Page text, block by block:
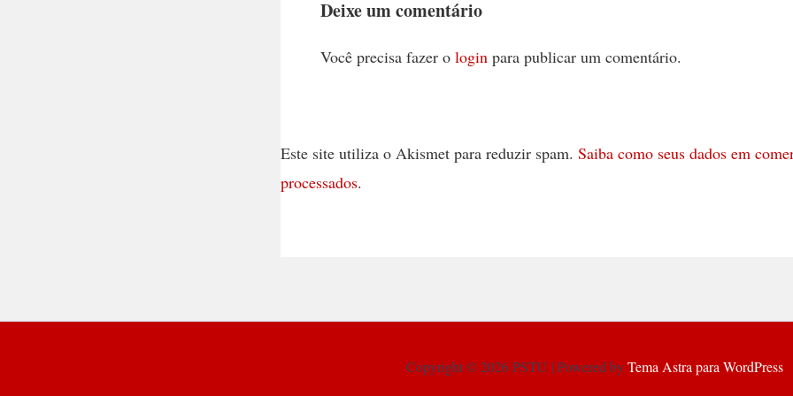
Deixe um comentário
Você precisa fazer o login para publicar um comentário.
Este site utiliza o Akismet para reduzir spam. Saiba como seus dados em
processados.
Copyright © 2026 PSTU | Powered byTema Astra para WordPress